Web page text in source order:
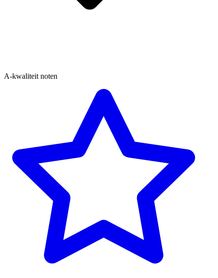
A-kwaliteit noten